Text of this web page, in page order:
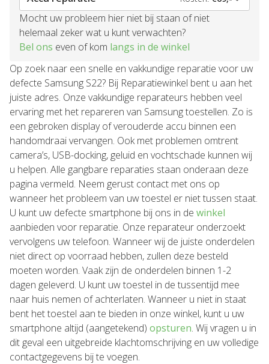
Mocht uw probleem hier niet bij staan of niet
helemaal zeker wat u kunt verwachten?
Bel ons even of kom langs in de winkel
Op zoek naar een snelle en vakkundige reparatie voor uw
defecte Samsung S22? Bij Reparatiewinkel bent u aan het
juiste adres. Onze vakkundige reparateurs hebben veel
ervaring met het repareren van Samsung toestellen. Zo is
een gebroken display of verouderde accu binnen een
handomdraai vervangen. Ook met problemen omtrent
camera’s, USB-docking, geluid en vochtschade kunnen wij
u helpen. Alle gangbare reparaties staan onderaan deze
pagina vermeld. Neem gerust contact met ons op
wanneer het probleem van uw toestel er niet tussen staat.
U kunt uw defecte smartphone bij ons in de winkel
aanbieden voor reparatie. Onze reparateur onderzoekt
vervolgens uw telefoon. Wanneer wij de juiste onderdelen
niet direct op voorraad hebben, zullen deze besteld
moeten worden. Vaak zijn de onderdelen binnen 1-2
dagen geleverd. U kunt uw toestel in de tussentijd mee
naar huis nemen of achterlaten. Wanneer u niet in staat
bent het toestel aan te bieden in onze winkel, kunt u uw
smartphone altijd (aangetekend) opsturen. Wij vragen u in
dit geval een uitgebreide klachtomschrijving en uw volledige
contactgegevens bij te voegen.